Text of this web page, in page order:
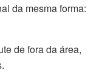
da mesma forma:
de fora da área,